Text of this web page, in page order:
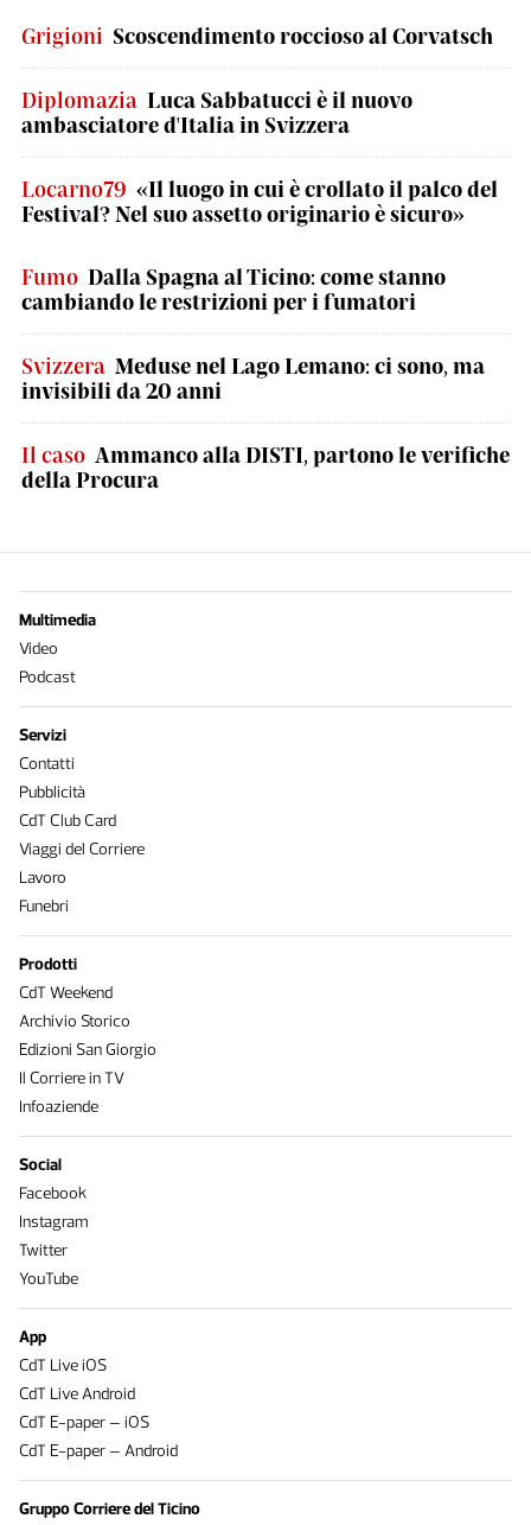
Grigioni Scoscendimento roccioso al Corvatsch
Diplomazia Luca Sabbatucci è il nuovo
ambasciatore d'Italia in Svizzera
Locarno79 «Il luogo in cui è crollato il palco del
Festival? Nel suo assetto originario è sicuro»
Fumo Dalla Spagna al Ticino: come stanno
cambiando le restrizioni per i fumatori
Svizzera Meduse nel Lago Lemano: ci sono, ma
invisibili da 20 anni
Il caso Ammanco alla DISTI, partono le verifiche
della Procura
Multimedia
Video
Podcast
Servizi
Contatti
Pubblicità
CdT Club Card
Viaggi del Corriere
Lavoro
Funebri
Prodotti
CdT Weekend
Archivio Storico
Edizioni San Giorgio
Il Corriere in TV
Infoaziende
Social
Facebook
Instagram
Twitter
YouTube
App
CdT Live iOS
CdT Live Android
CdT E-paper – iOS
CdT E-paper – Android
Gruppo Corriere del Ticino